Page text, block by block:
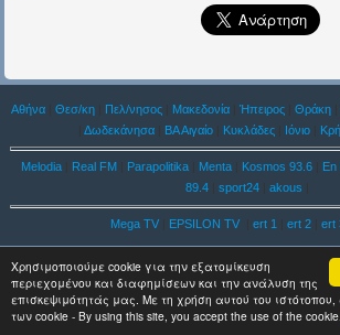
Χρησιμοποιούμε cookie για την εξατομίκευση
περιεχομένου και διαφημίσεων και την ανάλυση της
επισκεψιμότητάς μας. Με τη χρήση αυτού του
των cookie - By using this site, you accept the use of the cookie.
Αθήνα| Θεσ/κη| Πελ/νησος| Μακεδονία| Ήπειρος| Θράκη|
|Δωδεκάνησα ΒΑ Αιγαίο Κυκλάδες Ιόνιο
Melodia| Real FM| Parapolitika| Menta| Kosmos 93.6| En
89.4| sport24| akous
Mega TV| EPSILON TV| ert 1| ert 2| ert